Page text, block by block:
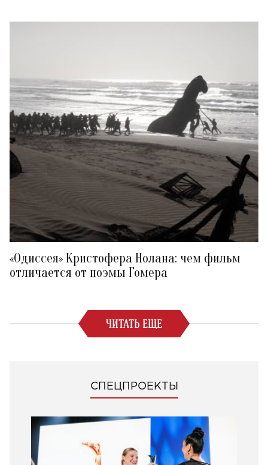
«Одиссея» Кристофера Нолана: чем фильм
отличается от поэмы Гомера
ЧИТАТЬ ЕЩЕ
СПЕЦПРОЕКТЫ